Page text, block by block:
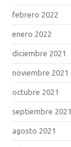
febrero 2022
enero 2022
diciembre 2021
noviembre 2021
octubre 2021
septiembre 2021
agosto 2021